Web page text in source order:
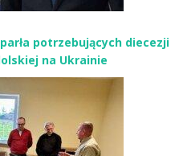
potrzebujących diecezji
na Ukrainie